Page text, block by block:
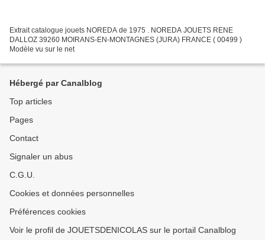
Extrait catalogue jouets NOREDA de 1975 . NOREDA JOUETS RENE
DALLOZ 39260 MOIRANS-EN-MONTAGNES (JURA) FRANCE ( 00499 )
Modèle vu sur le net
Hébergé par Canalblog
Top articles
Pages
Contact
Signaler un abus
C.G.U.
Cookies et données personnelles
Préférences cookies
Voir le profil de JOUETSDENICOLAS sur le portail Canalblog